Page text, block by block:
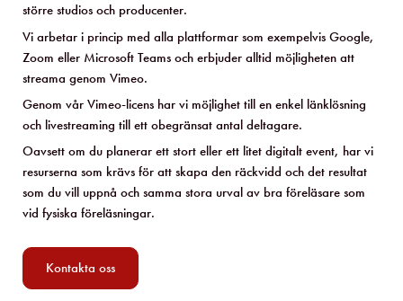
större studios och producenter.
Vi arbetar i princip med alla plattformar som exempelvis Google,
Zoom eller Microsoft Teams och erbjuder alltid möjligheten att
streama genom Vimeo.
Genom vår Vimeo-licens har vi möjlighet till en enkel länklösning
och livestreaming till ett obegränsat antal deltagare.
Oavsett om du planerar ett stort eller ett litet digitalt event, har vi
resurserna som krävs för att skapa den räckvidd och det resultat
som du vill uppnå och samma stora urval av bra föreläsare som
vid fysiska föreläsningar.
Kontakta oss